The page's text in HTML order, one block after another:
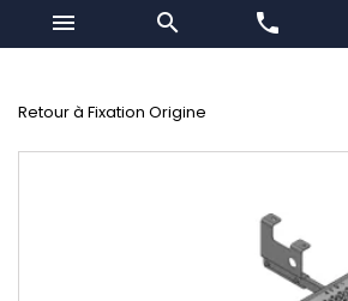
  phone
Retour à Fixation Origine